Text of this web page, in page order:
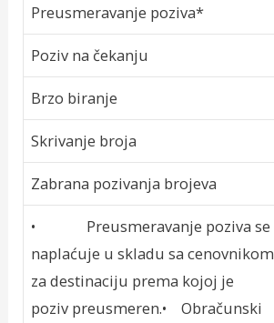
Preusmeravanje poziva*
Poziv na čekanju
Brzo biranje
Skrivanje broja
Zabrana pozivanja brojeva
• Preusmeravanje poziva se
naplaćuje u skladu sa cenovnikom
za destinaciju prema kojoj je
poziv preusmeren.• Obračunski